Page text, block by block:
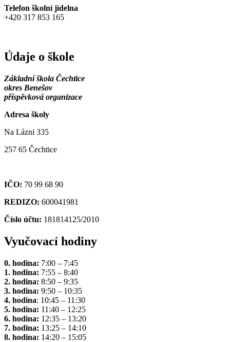
Telefon školní jídelna
+420 317 853 165
Údaje o škole
Základní škola Čechtice
okres Benešov
příspěvková organizace
Adresa školy
Na Lázni 335
257 65 Čechtice
IČO: 70 99 68 90
REDIZO: 600041981
Číslo účtu: 181814125/2010
Vyučovací hodiny
0. hodina: 7:00 – 7:45
1. hodina: 7:55 – 8:40
2. hodina: 8:50 – 9:35
3. hodina: 9:50 – 10:35
4. hodina: 10:45 – 11:30
5. hodina: 11:40 – 12:25
6. hodina: 12:35 – 13:20
7. hodina: 13:25 – 14:10
8. hodina: 14:20 – 15:05